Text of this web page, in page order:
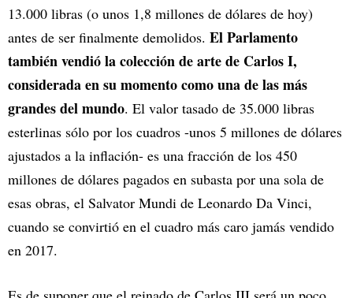
13.000 libras (o unos 1,8 millones de dólares de hoy)
antes de ser finalmente demolidos. El Parlamento
también vendió la colección de arte de Carlos I,
considerada en su momento como una de las más
grandes del mundo. El valor tasado de 35.000 libras
esterlinas sólo por los cuadros -unos 5 millones de dólares
ajustados a la inflación- es una fracción de los 450
millones de dólares pagados en subasta por una sola de
esas obras, el Salvator Mundi de Leonardo Da Vinci,
cuando se convirtió en el cuadro más caro jamás vendido
en 2017.